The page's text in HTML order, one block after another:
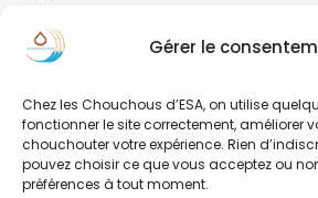
Gérer le
Chez les Chouchous d’ESA, on utilise
fonctionner le site correctement, améliorer
chouchouter votre expérience. Rien
pouvez choisir ce que vous acceptez ou
préférences à tout moment.
Les chouchous d’Esa vous apportent toutes les
pluie, et des moyens pour stocker, filtrer, traiter et
Soleil et Air nous proposons également des
l’air par photocatalyse ou plasma froid et des
www.chouchousdesa.fr est le site de e-commerce de
une entreprise Normande au service de l’eau. L’eau
devons limiter sa pollution et son gaspillage. L’eau,